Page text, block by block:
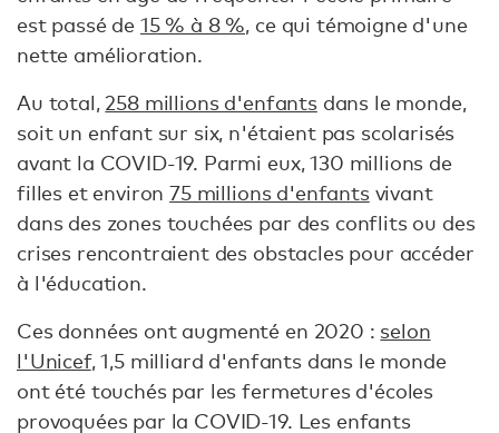
est passé de 15 % à 8 %, ce qui témoigne d'une
nette amélioration.
Au total, 258 millions d'enfantsdans le monde,
soit un enfant sur six, n'étaient pas scolarisés
avant la COVID-19. Parmi eux, 130 millions de
filles et environ75 millions d'enfantsvivant
dans des zones touchées par des conflits ou des
crises rencontraient des obstacles pour accéder
à l'éducation.
Ces données ont augmenté en 2020 : selon
l'Unicef, 1,5 milliard d'enfants dans le monde
ont été touchés par les fermetures d'écoles
provoquées par la COVID-19. Les enfants